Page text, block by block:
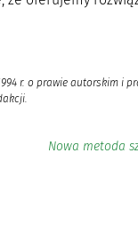
r. o prawie autorskim i
Nowa metoda